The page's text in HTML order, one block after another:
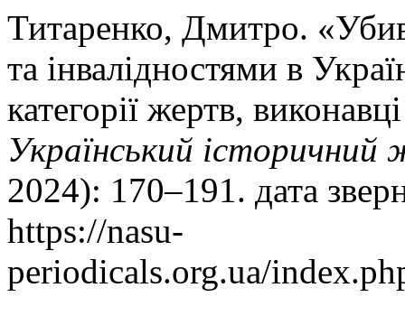
Титаренко, Дмитро.
та інвалідностями в
категорії жертв,
Український історичний
2024): 170–191. дата
https://nasu-
periodicals.org.ua/